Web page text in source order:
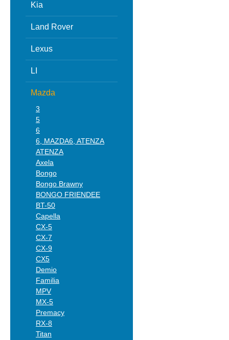
Kia
Land Rover
Lexus
LI
Mazda
3
5
6
6, MAZDA6, ATENZA
ATENZA
Axela
Bongo
Bongo Brawny
BONGO FRIENDEE
BT-50
Capella
CX-5
CX-7
CX-9
CX5
Demio
Familia
MPV
MX-5
Premacy
RX-8
Titan